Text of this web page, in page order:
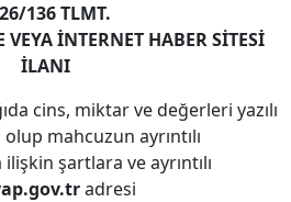
136 TLMT.
İNTERNET HABER SİTESİ
İLANI
cins, miktar ve değerleri yazılı
olup mahcuzun ayrıntılı
şartlara ve ayrıntılı
adresi